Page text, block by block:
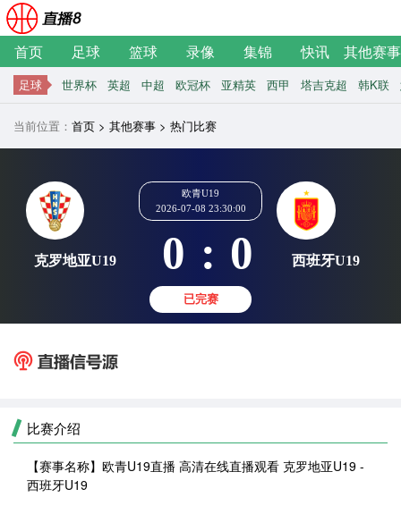
首页 足球 篮球 录像 集锦 快讯 其他赛事
足球 世界杯 英超 中超 欧冠杯 亚精英 西甲 塔吉克超 韩K联
当前位置： 首页 > 其他赛事 > 热门比赛
欧青U19
2026-07-08 23:30:00
0 : 0
比赛介绍
【赛事名称】 欧青U19直播 高清在线直播观看 克罗地亚U19 -
西班牙U19